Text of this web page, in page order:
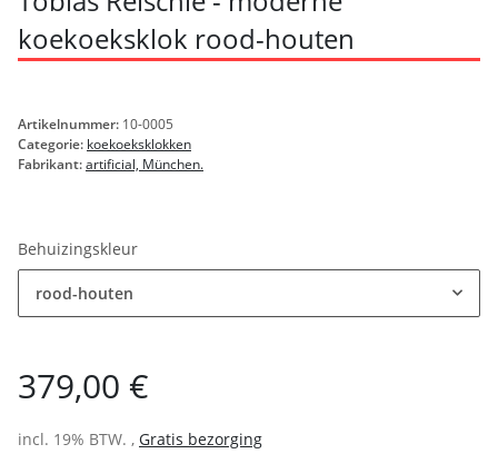
koekoeksklok rood-houten
Artikelnummer: 10-0005
Categorie: koekoeksklokken
Fabrikant:artificial, München.
Behuizingskleur
rood-houten
379,00 €
incl. 19% BTW. , Gratis bezorging